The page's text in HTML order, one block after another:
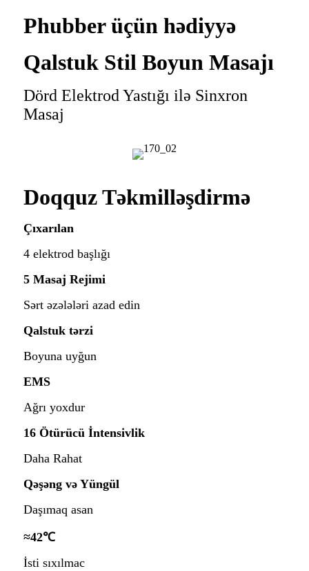
Phubber üçün hədiyyə
Qalstuk Stil Boyun Masajı
Dörd Elektrod Yastığı ilə Sinxron
Masaj
Doqquz Təkmilləşdirmə
Çıxarılan
4 elektrod başlığı
5 Masaj Rejimi
Sərt əzələləri azad edin
Qalstuk tərzi
Boyuna uyğun
EMS
Ağrı yoxdur
16 Ötürücü İntensivlik
Daha Rahat
Qəşəng və Yüngül
Daşımaq asan
≈42℃
İsti sıxılmac